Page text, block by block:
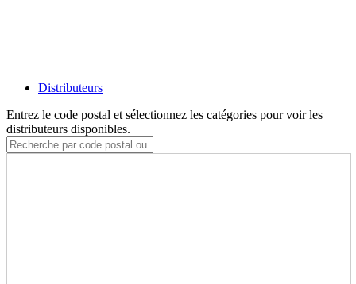
Distributeurs
Entrez le code postal et sélectionnez les catégories pour voir les
distributeurs disponibles.